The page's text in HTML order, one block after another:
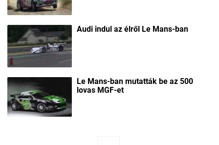
Audi indul az élről Le Mans-ban
Le Mans-ban mutatták be az 500
lovas MGF-et